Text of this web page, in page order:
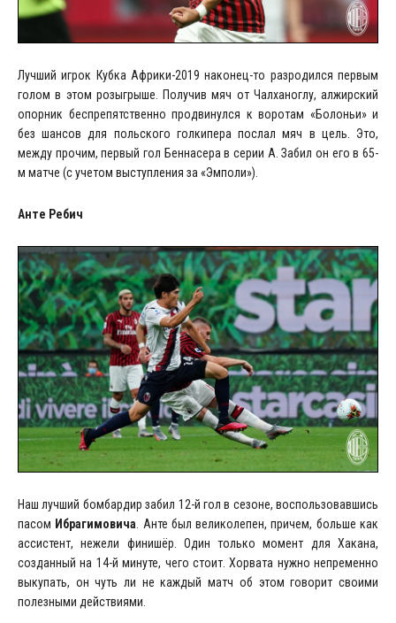
Лучший игрок Кубка Африки-2019 наконец-то разродился первым
голом в этом розыгрыше. Получив мяч от Чалханоглу, алжирский
опорник беспрепятственно продвинулся к воротам «Болоньи» и
без шансов для польского голкипера послал мяч в цель. Это,
между прочим, первый гол Беннасера в серии А. Забил он его в 65-
м матче (с учетом выступления за «Эмполи»).
Анте Ребич
Наш лучший бомбардир забил 12-й гол в сезоне, воспользовавшись
пасом Ибрагимовича . Анте был великолепен, причем, больше как
ассистент, нежели финишёр. Один только момент для Хакана,
созданный на 14-й минуте, чего стоит. Хорвата нужно непременно
выкупать, он чуть ли не каждый матч об этом говорит своими
полезными действиями.